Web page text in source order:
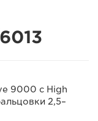
9000 с High
2,5–